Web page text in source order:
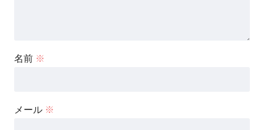
名前 ※
メール ※